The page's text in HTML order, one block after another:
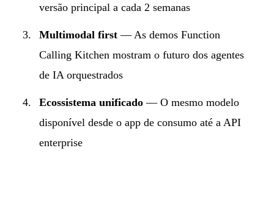
versão principal a cada 2 semanas
Multimodal first — As demos Function
Calling Kitchen mostram o futuro dos agentes
de IA orquestrados
Ecossistema unificado — O mesmo modelo
disponível desde o app de consumo até a API
enterprise